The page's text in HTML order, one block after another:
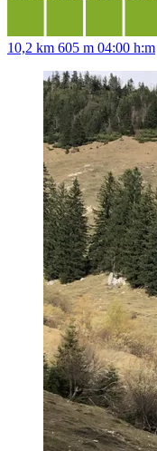
10,2 km 605 m 04:00 h:m